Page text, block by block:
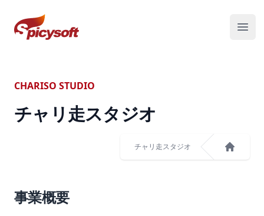
スパイシーソフト株式会社
メニ
CHARISO STUDIO
チャリ走スタジオ
チャリ走スタジオ
事業概要